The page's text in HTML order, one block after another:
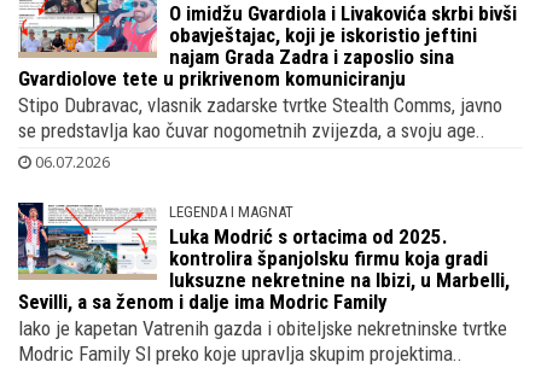
O imidžu Gvardiola i Livakovića skrbi bivši
obavještajac, koji je iskoristio jeftini
najam Grada Zadra i zaposlio sina
Gvardiolove tete u prikrivenom komuniciranju
Stipo Dubravac, vlasnik zadarske tvrtke Stealth Comms, javno
se predstavlja kao čuvar nogometnih zvijezda, a svoju age..
06.07.2026
LEGENDA I MAGNAT
Luka Modrić s ortacima od 2025.
kontrolira španjolsku firmu koja gradi
luksuzne nekretnine na Ibizi, u Marbelli,
Sevilli, a sa ženom i dalje ima Modric Family
Iako je kapetan Vatrenih gazda i obiteljske nekretninske tvrtke
Modric Family Sl preko koje upravlja skupim projektima..